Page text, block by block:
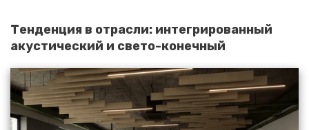
Тенденция в отрасли: интегрированный
акустический и свето-конечный